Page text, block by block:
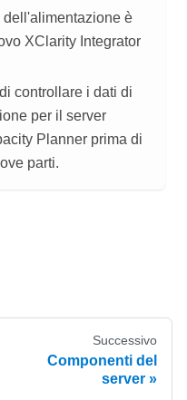
dell'alimentazione è
XClarity Integrator
controllare i dati di
per il server
Planner prima di
parti.
Successivo
Componenti del
server